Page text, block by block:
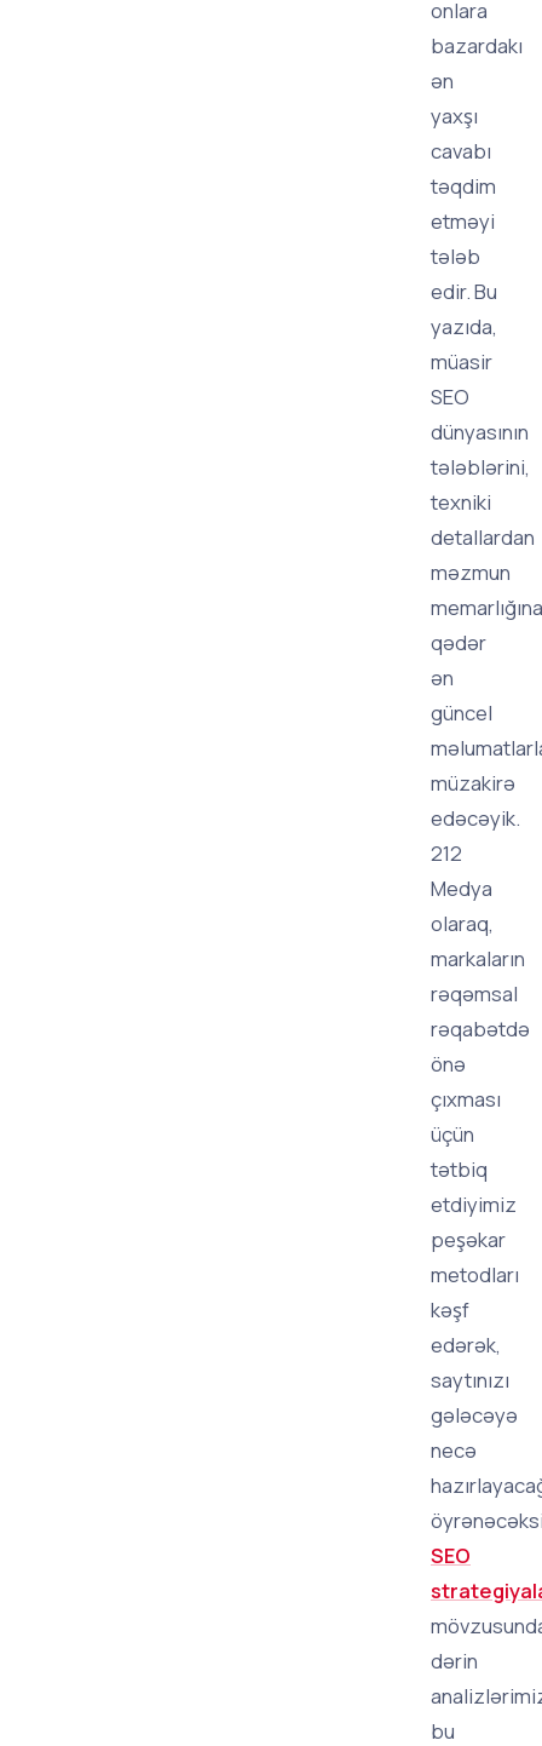
onlara
bazardakı
ən
yaxşı
cavabı
təqdim
etməyi
tələb
edir. Bu
yazıda,
müasir
SEO
dünyasının
tələblərini,
texniki
detallardan
məzmun
memarlığına
qədər
ən
güncel
müzakirə
edəcəyik.
212
Medya
olaraq,
markaların
rəqəmsal
rəqabətdə
önə
çıxması
üçün
tətbiq
etdiyimiz
peşəkar
metodları
kəşf
edərək,
saytınızı
gələcəyə
necə
SEO
dərin
bu